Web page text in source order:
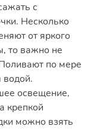
с
Несколько
от яркого
то важно не
по мере
водой.
освещение,
крепкой
можно взять